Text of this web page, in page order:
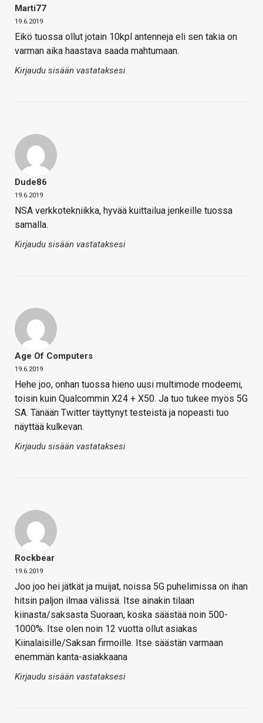
Marti77
19.6.2019
Eikö tuossa ollut jotain 10kpl antenneja eli sen takia on
varman aika haastava saada mahtumaan.
Kirjaudu sisään vastataksesi
Dude86
19.6.2019
NSA verkkotekniikka, hyvää kuittailua jenkeille tuossa
samalla.
Kirjaudu sisään vastataksesi
Age Of Computers
19.6.2019
Hehe joo, onhan tuossa hieno uusi multimode modeemi,
toisin kuin Qualcommin X24 + X50. Ja tuo tukee myös 5G
SA. Tänään Twitter täyttynyt testeistä ja nopeasti tuo
näyttää kulkevan.
Kirjaudu sisään vastataksesi
Rockbear
19.6.2019
Joo joo hei jätkät ja muijat, noissa 5G puhelimissa on ihan
hitsin paljon ilmaa välissä. Itse ainakin tilaan
kiinasta/saksasta Suoraan, koska säästää noin 500-
1000%. Itse olen noin 12 vuotta ollut asiakas
Kiinalaisille/Saksan firmoille. Itse säästän varmaan
enemmän kanta-asiakkaana
Kirjaudu sisään vastataksesi